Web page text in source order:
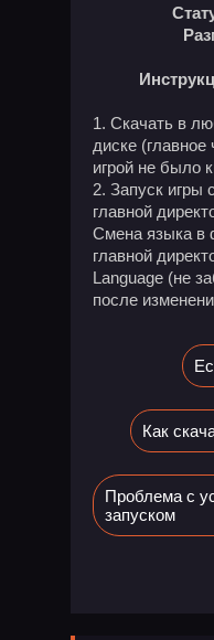
1. Скачать в
диске (главное
игрой не было
2. Запуск игры
главной
Смена языка в
главной
Language (не
после
Как
Проблема с
запуском